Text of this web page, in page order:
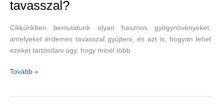
tavasszal?
Cikkünkben bemutatunk olyan hasznos gyógynövényeket,
amelyeket érdemes tavasszal gyűjteni, és azt is, hogyan lehet
ezeket tartósítani úgy, hogy minél több
Milyen
Tovább »